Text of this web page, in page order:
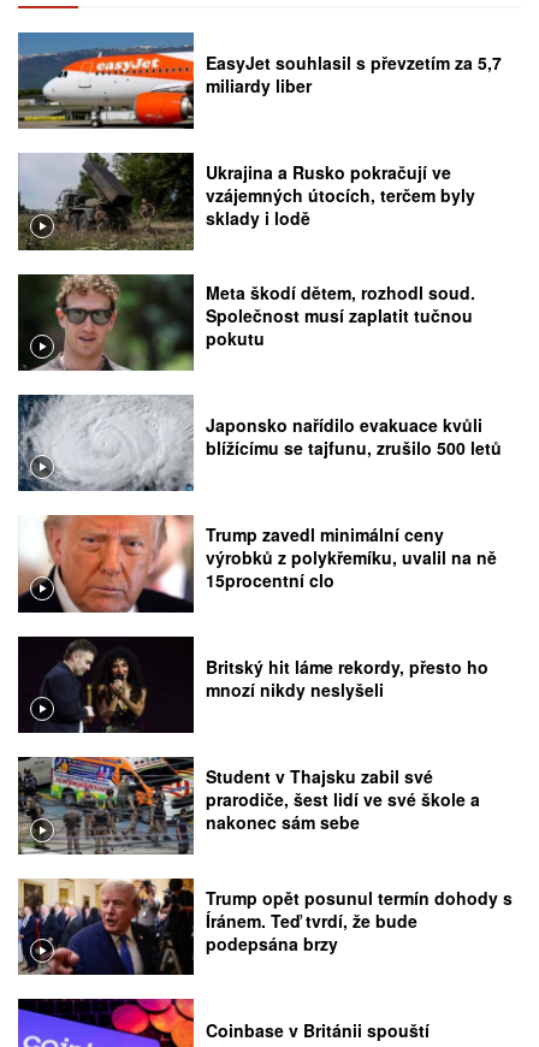
EasyJet souhlasil s převzetím za 5,7
miliardy liber
Ukrajina a Rusko pokračují ve
vzájemných útocích, terčem byly
sklady i lodě
Meta škodí dětem, rozhodl soud.
Společnost musí zaplatit tučnou
pokutu
Japonsko nařídilo evakuace kvůli
blížícímu se tajfunu, zrušilo 500 letů
Trump zavedl minimální ceny
výrobků z polykřemíku, uvalil na ně
15procentní clo
Britský hit láme rekordy, přesto ho
mnozí nikdy neslyšeli
Student v Thajsku zabil své
prarodiče, šest lidí ve své škole a
nakonec sám sebe
Trump opět posunul termín dohody s
Íránem. Teď tvrdí, že bude
podepsána brzy
Coinbase v Británii spouští